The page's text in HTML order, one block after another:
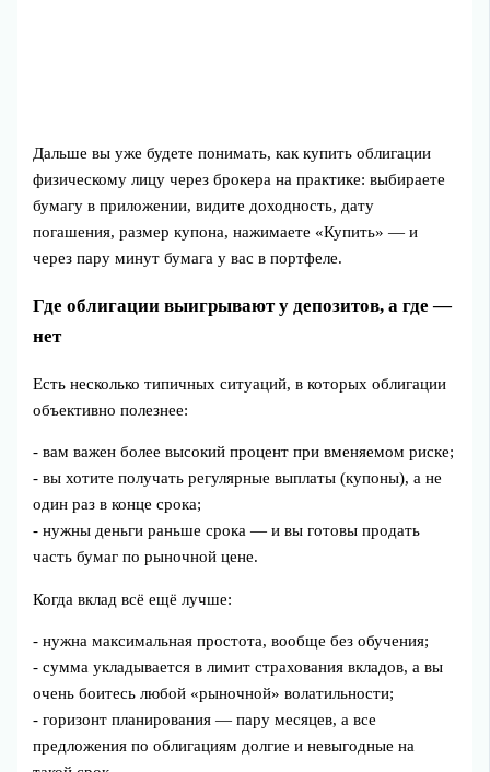
Дальше вы уже будете понимать, как купить облигации
физическому лицу через брокера на практике: выбираете
бумагу в приложении, видите доходность, дату
погашения, размер купона, нажимаете «Купить» — и
через пару минут бумага у вас в портфеле.
Где облигации выигрывают у депозитов, а где —
нет
Есть несколько типичных ситуаций, в которых облигации
объективно полезнее:
- вам важен более высокий процент при вменяемом риске;
- вы хотите получать регулярные выплаты (купоны), а не
один раз в конце срока;
- нужны деньги раньше срока — и вы готовы продать
часть бумаг по рыночной цене.
Когда вклад всё ещё лучше:
- нужна максимальная простота, вообще без обучения;
- сумма укладывается в лимит страхования вкладов, а вы
очень боитесь любой «рыночной» волатильности;
- горизонт планирования — пару месяцев, а все
предложения по облигациям долгие и невыгодные на